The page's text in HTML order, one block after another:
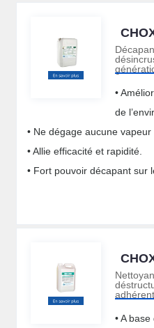
•
de
• Ne dégage aucune vapeur
• Allie efficacité et rapidité.
• Fort pouvoir décapant sur
• A